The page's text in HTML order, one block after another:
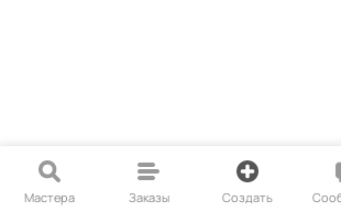
Мастера Заказы Создать